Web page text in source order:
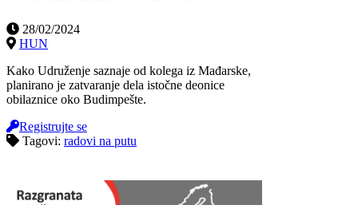
28/02/2024
HUN
Kako Udruženje saznaje od kolega iz Mađarske,
planirano je zatvaranje dela istočne deonice
obilaznice oko Budimpešte.
Registrujte se
Tagovi: radovi na putu